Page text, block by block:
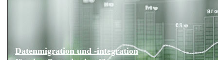
Datenmigration und -integration